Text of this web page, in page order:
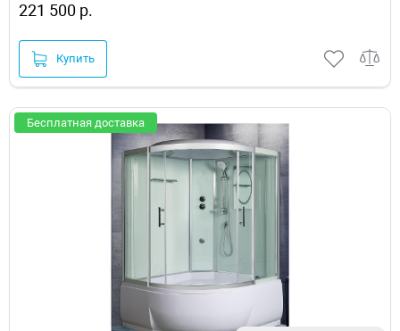
221 500 р.
Купить
Бесплатная доставка